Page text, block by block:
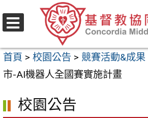
至
要
內
區
首頁 > 校園公告 > 競賽活動&成果
市-AI機器人全國賽實施計畫
校園公告
選
單